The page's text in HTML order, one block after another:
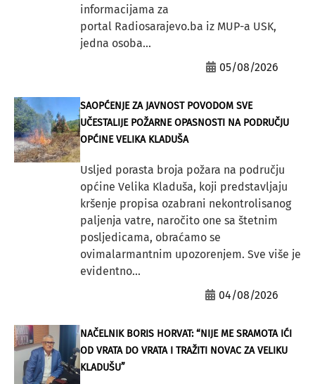
informacijama za
portal Radiosarajevo.ba iz MUP-a USK,
jedna osoba...
05/08/2026
SAOPĆENJE ZA JAVNOST POVODOM SVE
UČESTALIJE POŽARNE OPASNOSTI NA PODRUČJU
OPĆINE VELIKA KLADUŠA
Usljed porasta broja požara na području
općine Velika Kladuša, koji predstavljaju
kršenje propisa ozabrani nekontrolisanog
paljenja vatre, naročito one sa štetnim
posljedicama, obraćamo se
ovimalarmantnim upozorenjem. Sve više je
evidentno...
04/08/2026
NAČELNIK BORIS HORVAT: “NIJE ME SRAMOTA IĆI
OD VRATA DO VRATA I TRAŽITI NOVAC ZA VELIKU
KLADUŠU”